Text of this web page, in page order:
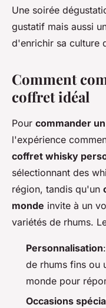
Une soirée
gustatif mais aussi
d'enrichir sa culture
Comment
coffret idéal
Pour commander
l'expérience
coffret whisky
sélectionnant des
région, tandis qu'un
monde invite à un
variétés de rhums.
Personnalisation
de rhums fins ou
monde pour
Occasions